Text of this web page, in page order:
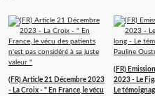
(FR) Article 21 Décembre 2023
- La Croix - " En France, le vécu
(FR)
2023 - Le
Le